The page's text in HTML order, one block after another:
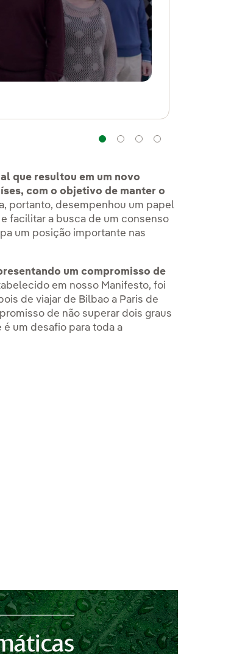
Navegação
Navegação
que resultou em um novo
com o objetivo de manter o
portanto, desempenhou um papel
facilitar a busca de um consenso
um posição importante nas
um compromisso de
em nosso Manifesto, foi
de viajar de Bilbao a Paris de
de não superar dois graus
um desafio para toda a
nueva.